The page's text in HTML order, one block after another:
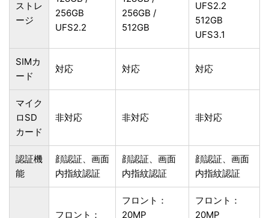
ストレ
ージ
256GB
UFS2.2
256GB /
512GB
UFS2.2
512GB
UFS3.1
SIMカ
ード
対応 対応 対応
マイク
ロSD
カード
非対応 非対応 非対応
認証機
能
顔認証、画面
内指紋認証
顔認証、画面
内指紋認証
顔認証、画面
内指紋認証
フロント：
フロント：
20MP
フロント：
20MP